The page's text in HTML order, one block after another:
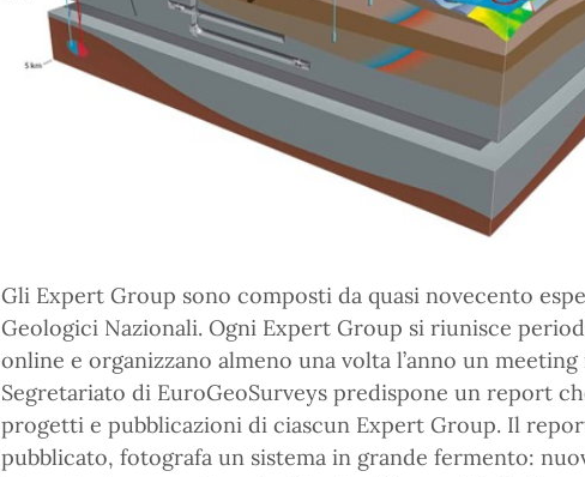
Gli Expert Group sono composti da quasi novecento
Geologici Nazionali. Ogni Expert Group si riunisce
online e organizzano almeno una volta l’anno un
Segretariato di EuroGeoSurveys predispone un report
progetti e pubblicazioni di ciascun Expert Group. Il
pubblicato, fotografa un sistema in grande fermento: